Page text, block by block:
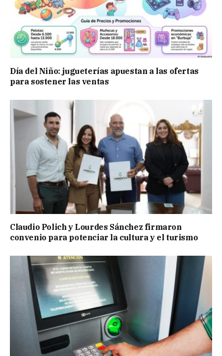
Día del Niño: jugueterías apuestan a las ofertas
para sostener las ventas
Claudio Polich y Lourdes Sánchez firmaron
convenio para potenciar la cultura y el turismo